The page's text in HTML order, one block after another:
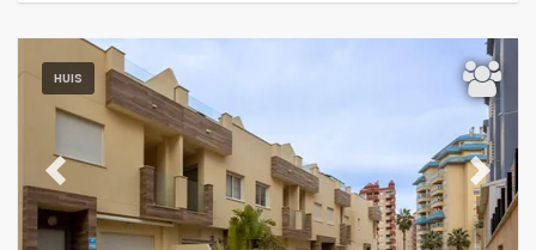
HUIS
Previous Next